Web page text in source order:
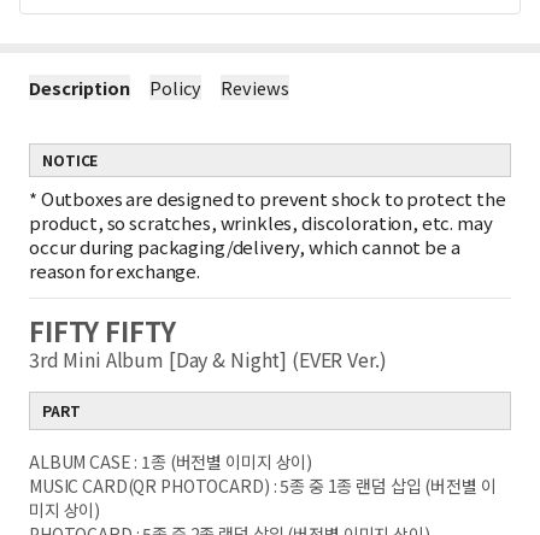
Description Policy Reviews
NOTICE
*Outboxes are designed to prevent shock to protect the
product, so scratches, wrinkles, discoloration, etc. may
occur during packaging/delivery, which cannot be a
reason for exchange.
FIFTY FIFTY
3rd Mini Album [Day & Night] (EVER Ver.)
PART
ALBUM CASE : 1종 (버전별 이미지 상이)
MUSIC CARD(QR PHOTOCARD) : 5종 중 1종 랜덤 삽입 (버전별 이
미지 상이)